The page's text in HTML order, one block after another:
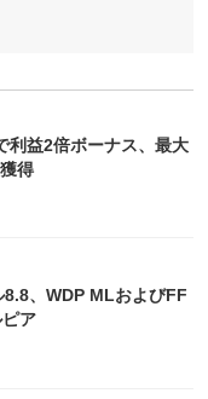
利益2倍ボーナス、最大
得
8.8、WDP MLおよびFF
ア